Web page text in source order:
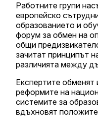
Работните групи
европейско
образованието и
форум за обмен на
общи
зачитат принципът
различията между
Експертите
реформите на
системите за
вдъхновят